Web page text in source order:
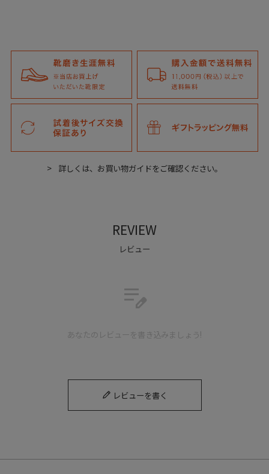
ダブルモンク
詳しくは、お買い物ガイドをご確認ください。
REVIEW
レビュー
edit_note
あなたのレビューを書き込みましょう!
レビューを書く